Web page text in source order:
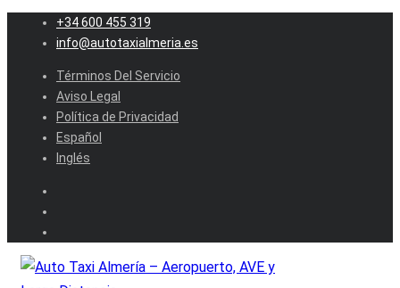
+34 600 455 319
info@autotaxialmeria.es
Términos Del Servicio
Aviso Legal
Política de Privacidad
Español
Inglés